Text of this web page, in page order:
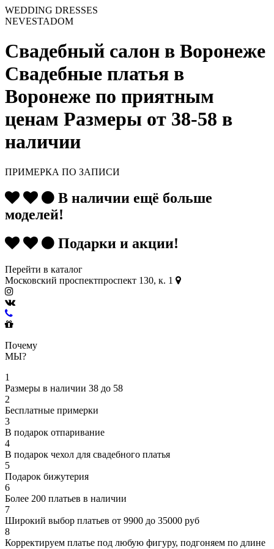
WEDDING DRESSES
NEVESTADOM
Свадебный салон в Воронеже
Свадебные платья в
Воронеже по приятным
ценам Размеры от 38-58 в
наличии
ПРИМЕРКА ПО ЗАПИСИ
В наличии ещё больше
моделей!
Подарки и акции!
Перейти в каталог
Московский проспектпроспект 130, к. 1
Почему
МЫ?
1
Размеры в наличии 38 до 58
2
Бесплатные примерки
3
В подарок отпаривание
4
В подарок чехол для свадебного платья
5
Подарок бижутерия
6
Более 200 платьев в наличии
7
Широкий выбор платьев от 9900 до 35000 руб
8
Корректируем платье под любую фигуру, подгоняем по длине